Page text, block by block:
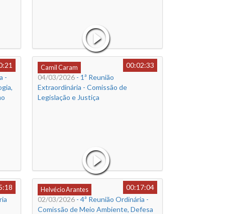
-
Camil Caram
00:02:33
04/03/2026 - 1ª Reunião
Extraordinária - Comissão de
Legislação e Justiça
Helvécio Arantes
00:17:04
02/03/2026 - 4ª Reunião Ordinária -
Comissão de Meio Ambiente, Defesa